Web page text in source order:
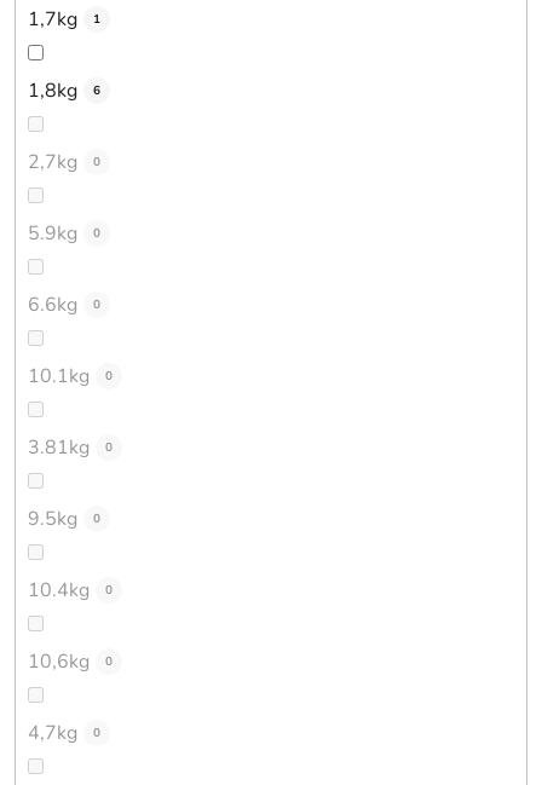
1,7kg 1
1,8kg 6
2,7kg 0
5.9kg 0
6.6kg 0
10.1kg 0
3.81kg 0
9.5kg 0
10.4kg 0
10,6kg 0
4,7kg 0